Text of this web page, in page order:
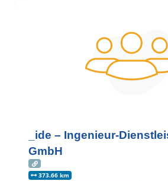
_ide – Ingenieur-
GmbH
373.66 km